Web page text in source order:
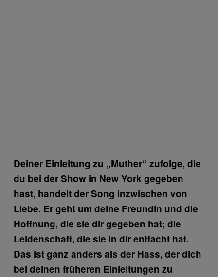
Deiner Einleitung zu „Muther“ zufolge, die
du bei der Show in New York gegeben
hast, handelt der Song inzwischen von
Liebe. Er geht um deine Freundin und die
Hoffnung, die sie dir gegeben hat; die
Leidenschaft, die sie in dir entfacht hat.
Das ist ganz anders als der Hass, der dich
bei deinen früheren Einleitungen zu